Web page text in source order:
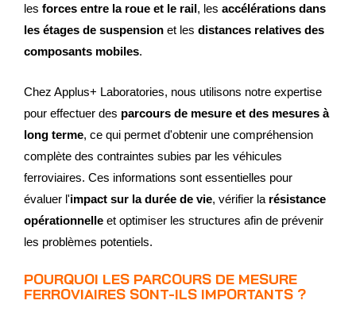
les forces entre la roue et le rail, les accélérations dans
les étages de suspension et les distances relatives des
composants mobiles.
Chez Applus+ Laboratories, nous utilisons notre expertise
pour effectuer des parcours de mesure et des mesures à
long terme, ce qui permet d'obtenir une compréhension
complète des contraintes subies par les véhicules
ferroviaires. Ces informations sont essentielles pour
évaluer l'impact sur la durée de vie, vérifier la résistance
opérationnelle et optimiser les structures afin de prévenir
les problèmes potentiels.
POURQUOI LES PARCOURS DE MESURE
FERROVIAIRES SONT-ILS IMPORTANTS ?